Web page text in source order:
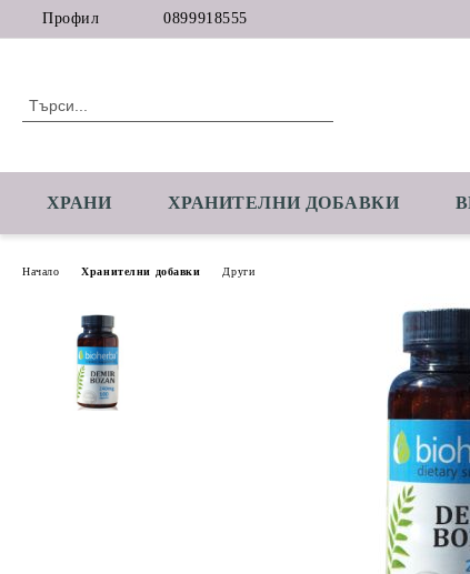
Профил 0899918555
ХРАНИ ХРАНИТЕЛНИ ДОБАВКИ
Начало Хранителни добавки Други